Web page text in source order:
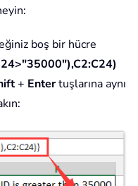
boş bir hücre
+ Entertuşlarına aynı